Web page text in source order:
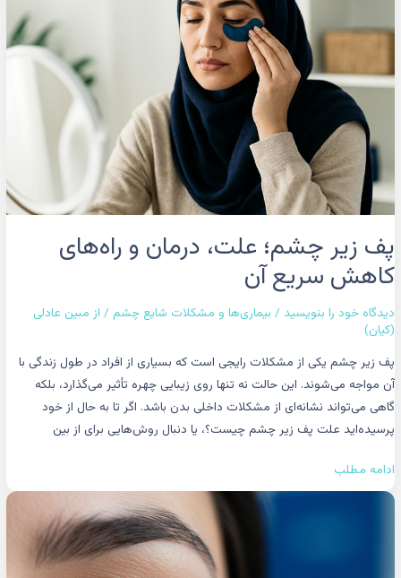
پف زیر چشم؛ علت، درمان و راه‌های
کاهش سریع آن
دیدگاه‌ خود را بنویسید / بیماری‌ها و مشکلات شایع چشم / از مبین عادلی
(کیان)
پف زیر چشم یکی از مشکلات رایجی است که بسیاری از افراد در طول زندگی با
آن مواجه می‌شوند. این حالت نه تنها روی زیبایی چهره تأثیر می‌گذارد، بلکه
گاهی می‌تواند نشانه‌ای از مشکلات داخلی بدن باشد. اگر تا به حال از خود
پرسیده‌اید علت پف زیر چشم چیست؟، یا دنبال روش‌هایی برای از بین
درمان
راه‌های
کاهش
ادامه مطلب
بیماری